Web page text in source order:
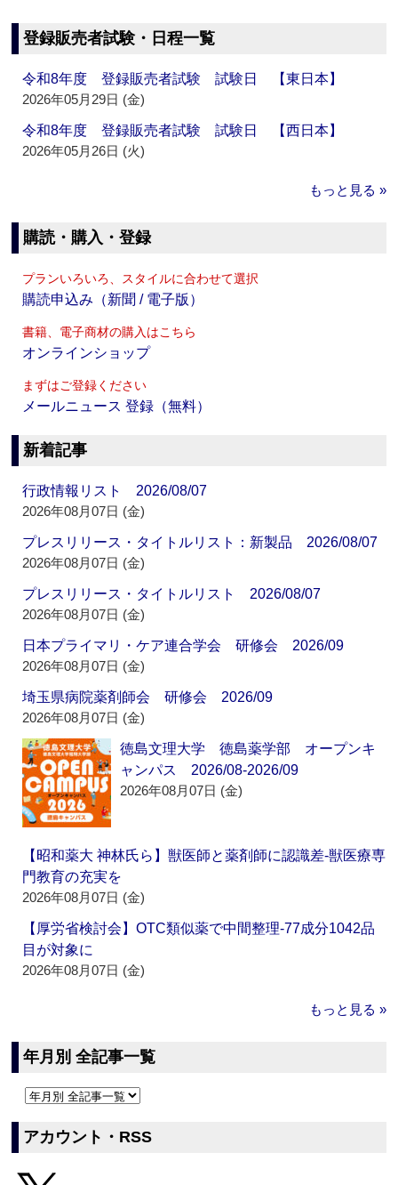
登録販売者試験・日程一覧
令和8年度 登録販売者試験 試験日 【東日本】
2026年05月29日 (金)
令和8年度 登録販売者試験 試験日 【西日本】
2026年05月26日 (火)
もっと見る »
購読・購入・登録
プランいろいろ、スタイルに合わせて選択
購読申込み（新聞 / 電子版）
書籍、電子商材の購入はこちら
オンラインショップ
まずはご登録ください
メールニュース 登録（無料）
新着記事
行政情報リスト 2026/08/07
2026年08月07日 (金)
プレスリリース・タイトルリスト：新製品 2026/08/07
2026年08月07日 (金)
プレスリリース・タイトルリスト 2026/08/07
2026年08月07日 (金)
日本プライマリ・ケア連合学会 研修会 2026/09
2026年08月07日 (金)
埼玉県病院薬剤師会 研修会 2026/09
2026年08月07日 (金)
徳島文理大学 徳島薬学部 オープンキ
ャンパス 2026/08-2026/09
2026年08月07日 (金)
【昭和薬大 神林氏ら】獣医師と薬剤師に認識差‐獣医療専
門教育の充実を
2026年08月07日 (金)
【厚労省検討会】OTC類似薬で中間整理‐77成分1042品
目が対象に
2026年08月07日 (金)
もっと見る »
年月別 全記事一覧
アカウント・RSS